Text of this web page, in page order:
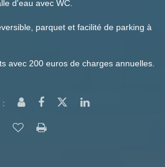
d'eau avec WC.
parquet et facilité de parking à
avec 200 euros de charges annuelles.
: